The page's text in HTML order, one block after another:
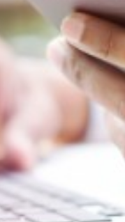
Unternehmer